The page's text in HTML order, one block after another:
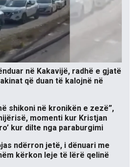
në Kakavijë, radhë e gjatë
që duan të kalojnë në
shikoni në kronikën e zezë”,
momenti kur Kristjan
kur dilte nga paraburgimi
ndërron jetë, i dënuari me
kërkon leje të lërë qelinë